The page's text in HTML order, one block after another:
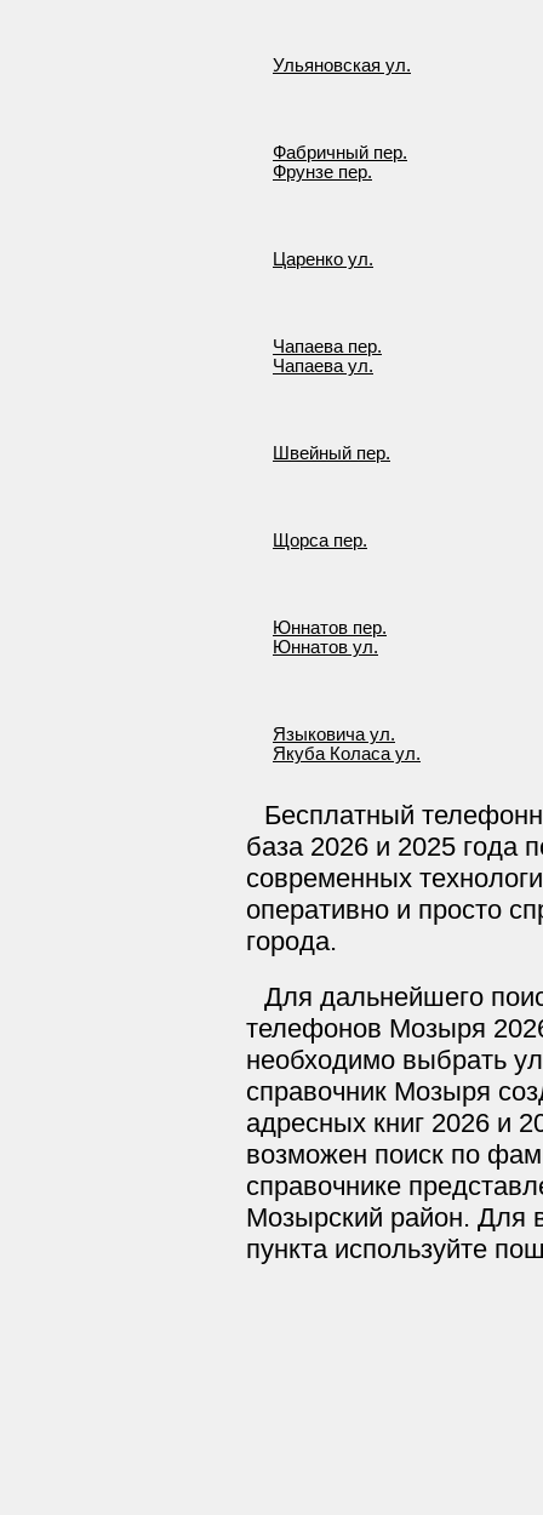
Ульяновская ул.
Фабричный пер.
Фрунзе пер.
Царенко ул.
Чапаева пер.
Чапаева ул.
Швейный пер.
Щорса пер.
Юннатов пер.
Юннатов ул.
Языковича ул.
Якуба Коласа ул.
Бесплатный
база 2026 и 2025 года
современных
оперативно и просто
города.
Для дальнейшего
телефонов Мозыря
необходимо выбрать
справочник Мозыря
адресных книг 2026 и
возможен поиск по
справочнике
Мозырский район. Для
пункта используйте